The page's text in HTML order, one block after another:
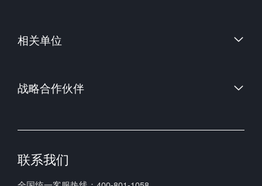
中国金融期货交易所
大连商品交易所
相关单位
中国期货业协会
战略合作伙伴
联系我们